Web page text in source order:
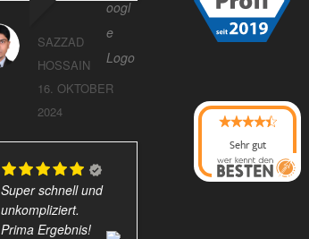
SAZZAD
HOSSAIN
16. OKTOBER
2024
Super schnell und
unkompliziert.
Prima Ergebnis!
Sehr gut
08/2026
Photo-Proßwitzhat